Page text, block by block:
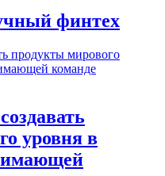
финтех
уровня в